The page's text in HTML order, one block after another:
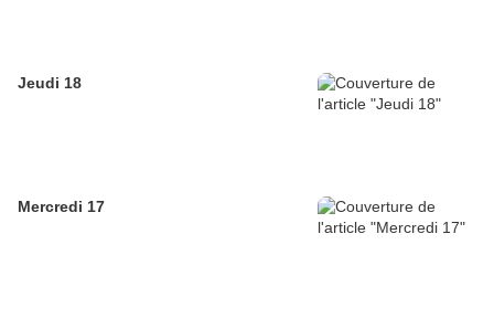
Jeudi 18
Mercredi 17